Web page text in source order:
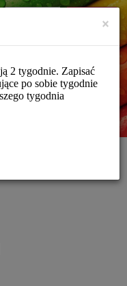
SIGN UP
×